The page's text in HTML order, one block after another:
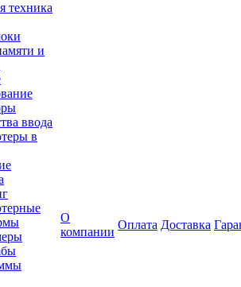
техника
и
ввода
в
О
компании
Оплата Доставка